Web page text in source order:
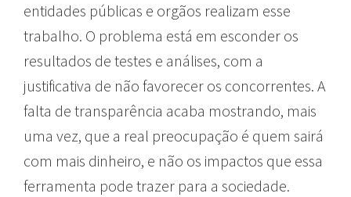
entidades públicas e orgãos realizam esse
trabalho. O problema está em esconder os
resultados de testes e análises, com a
justificativa de não favorecer os concorrentes. A
falta de transparência acaba mostrando, mais
uma vez, que a real preocupação é quem sairá
com mais dinheiro, e não os impactos que essa
ferramenta pode trazer para a sociedade.